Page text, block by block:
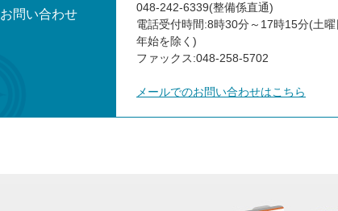
お問い合わせ
048-242-6339(整備係直通)
電話受付時間:8時30分～17時15分(土
年始を除く)
ファックス:048-258-5702
メールでのお問い合わせはこちら